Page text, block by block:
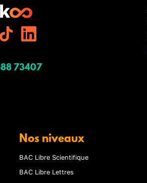
73407
Nos niveaux
BAC Libre Scientifique
BAC Libre Lettres